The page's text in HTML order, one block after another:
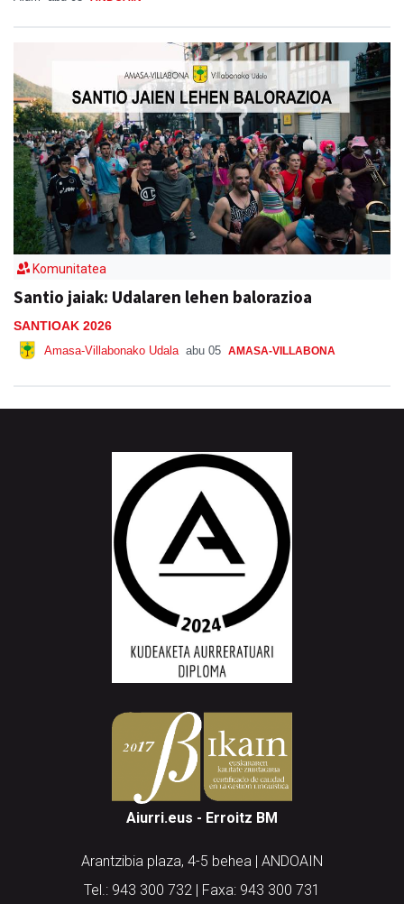
Komunitatea
Santio jaiak: Udalaren lehen balorazioa
SANTIOAK 2026
Amasa-Villabonako Udala abu 05 AMASA-VILLABONA
Aiurri.eus - Erroitz BM
Arantzibia plaza, 4-5 behea | ANDOAIN
Tel.: 943 300 732 | Faxa: 943 300 731